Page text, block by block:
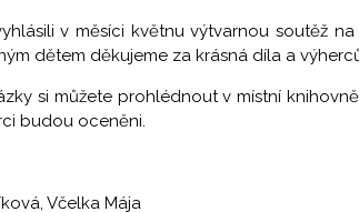
v měsíci květnu výtvarnou soutěž
dětem děkujeme za krásná díla a
si můžete prohlédnout v místní
budou oceněni.
Včelka Mája